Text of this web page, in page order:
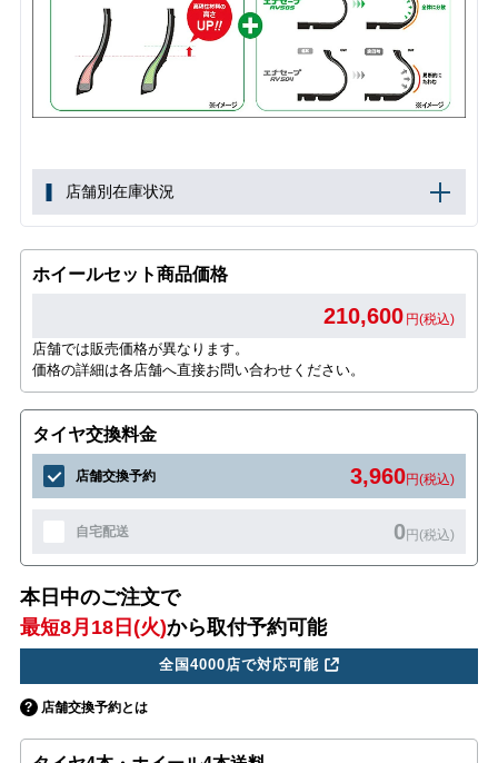
店舗別在庫状況
ホイールセット商品価格
210,600 円(税込)
店舗では販売価格が異なります。
価格の詳細は各店舗へ直接お問い合わせください。
タイヤ交換料金
店舗交換予約 3,960円(税込)
自宅配送 0円(税込)
本日中のご注文で
最短8月18日(火)から取付予約可能
全国4000店で対応可能
店舗交換予約とは